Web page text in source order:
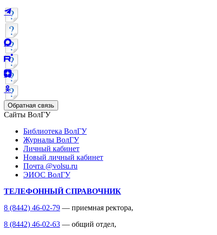
Обратная связь
Сайты ВолГУ
Библиотека ВолГУ
Журналы ВолГУ
Личный кабинет
Новый личный кабинет
Почта @volsu.ru
ЭИОС ВолГУ
ТЕЛЕФОННЫЙ СПРАВОЧНИК
8 (8442) 46-02-79 — приемная ректора,
8 (8442) 46-02-63 — общий отдел,